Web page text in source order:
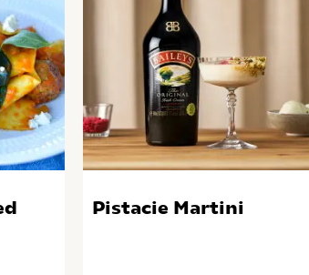
Pistacie Martini